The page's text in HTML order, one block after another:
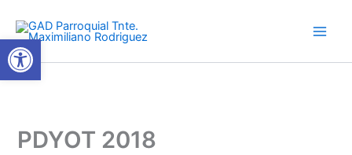
contenido
PDYOT 2018
Abrir barra de herramientas